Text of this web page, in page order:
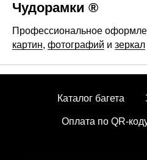
Чудорамки ®
Профессиональное
картин, фотографий и зеркал
Каталог багета
Оплата по QR-